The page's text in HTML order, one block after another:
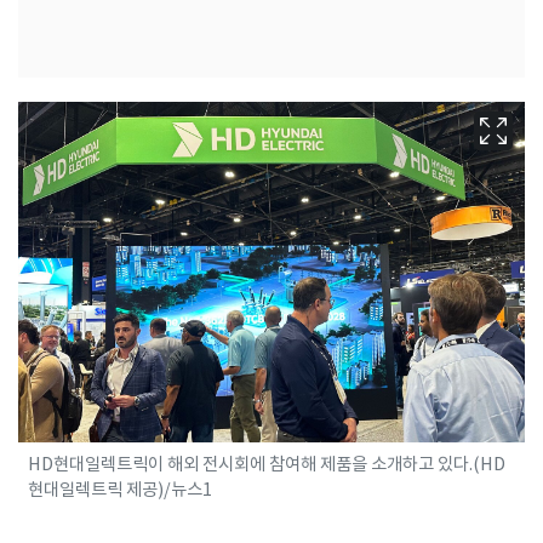
HD현대일렉트릭이 해외 전시회에 참여해 제품을 소개하고 있다.(HD
현대일렉트릭 제공)/뉴스1